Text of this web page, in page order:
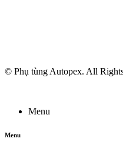
© Phụ tùng Autopex. All
Menu
Menu